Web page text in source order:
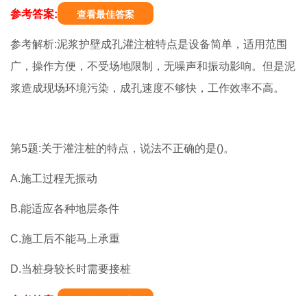
参考答案: 查看最佳答案
参考解析:泥浆护壁成孔灌注桩特点是设备简单，适用范围
广，操作方便，不受场地限制，无噪声和振动影响。但是泥
浆造成现场环境污染，成孔速度不够快，工作效率不高。
第5题:关于灌注桩的特点，说法不正确的是()。
A.施工过程无振动
B.能适应各种地层条件
C.施工后不能马上承重
D.当桩身较长时需要接桩